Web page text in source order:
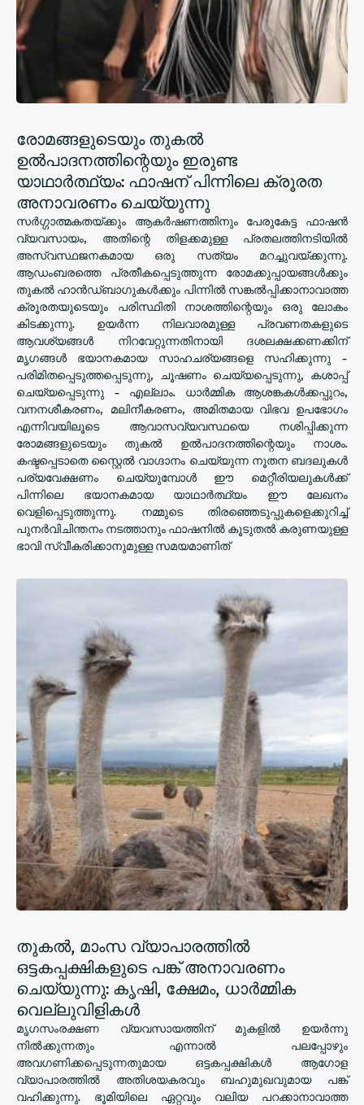
രോമങ്ങളുടെയും തുകൽ
ഉൽപാദനത്തിന്റെയും ഇരുണ്ട
യാഥാർത്ഥ്യം: ഫാഷന് പിന്നിലെ ക്രൂരത
അനാവരണം ചെയ്യുന്നു
സർഗ്ഗാത്മകതയ്ക്കും ആകർഷണത്തിനും പേരുകേട്ട ഫാഷൻ
വ്യവസായം, അതിന്റെ തിളക്കമുള്ള പ്രതലത്തിനടിയിൽ
അസ്വസ്ഥജനകമായ ഒരു സത്യം മറച്ചുവയ്ക്കുന്നു.
ആഡംബരത്തെ പ്രതീകപ്പെടുത്തുന്ന രോമക്കുപ്പായങ്ങൾക്കും
തുകൽ ഹാൻഡ്‌ബാഗുകൾക്കും പിന്നിൽ സങ്കൽപ്പിക്കാനാവാത്ത
ക്രൂരതയുടെയും പരിസ്ഥിതി നാശത്തിന്റെയും ഒരു ലോകം
കിടക്കുന്നു. ഉയർന്ന നിലവാരമുള്ള പ്രവണതകളുടെ
ആവശ്യങ്ങൾ നിറവേറ്റുന്നതിനായി ദശലക്ഷക്കണക്കിന്
മൃഗങ്ങൾ ഭയാനകമായ സാഹചര്യങ്ങളെ സഹിക്കുന്നു -
പരിമിതപ്പെടുത്തപ്പെടുന്നു, ചൂഷണം ചെയ്യപ്പെടുന്നു, കശാപ്പ്
ചെയ്യപ്പെടുന്നു - എല്ലാം. ധാർമ്മിക ആശങ്കകൾക്കപ്പുറം,
വനനശീകരണം, മലിനീകരണം, അമിതമായ വിഭവ ഉപഭോഗം
എന്നിവയിലൂടെ ആവാസവ്യവസ്ഥയെ നശിപ്പിക്കുന്ന
രോമങ്ങളുടെയും തുകൽ ഉൽ‌പാദനത്തിന്റെയും നാശം.
കഷ്ടപ്പെടാതെ സ്റ്റൈൽ വാഗ്ദാനം ചെയ്യുന്ന നൂതന ബദലുകൾ
പര്യവേക്ഷണം ചെയ്യുമ്പോൾ ഈ മെറ്റീരിയലുകൾക്ക്
പിന്നിലെ ഭയാനകമായ യാഥാർത്ഥ്യം ഈ ലേഖനം
വെളിപ്പെടുത്തുന്നു. നമ്മുടെ തിരഞ്ഞെടുപ്പുകളെക്കുറിച്ച്
പുനർവിചിന്തനം നടത്താനും ഫാഷനിൽ കൂടുതൽ കരുണയുള്ള
ഭാവി സ്വീകരിക്കാനുമുള്ള സമയമാണിത്
തുകൽ, മാംസ വ്യാപാരത്തിൽ
ഒട്ടകപ്പക്ഷികളുടെ പങ്ക് അനാവരണം
ചെയ്യുന്നു: കൃഷി, ക്ഷേമം, ധാർമ്മിക
വെല്ലുവിളികൾ
മൃഗസംരക്ഷണ വ്യവസായത്തിന് മുകളിൽ ഉയർന്നു
നിൽക്കുന്നതും എന്നാൽ പലപ്പോഴും
അവഗണിക്കപ്പെടുന്നതുമായ ഒട്ടകപ്പക്ഷികൾ ആഗോള
വ്യാപാരത്തിൽ അതിശയകരവും ബഹുമുഖവുമായ പങ്ക്
വഹിക്കുന്നു. ഭൂമിയിലെ ഏറ്റവും വലിയ പറക്കാനാവാത്ത